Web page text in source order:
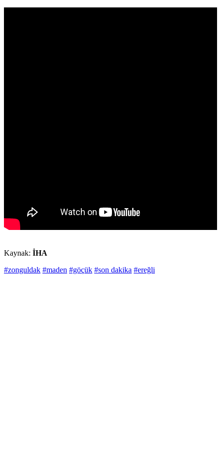
Kaynak: İHA
#zonguldak #maden #göçük #son dakika #ereğli